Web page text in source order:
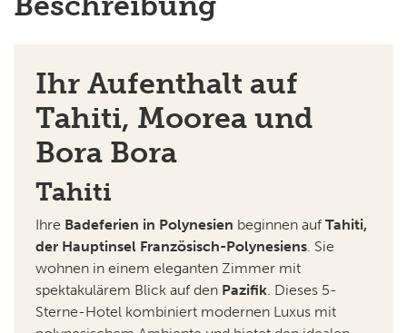
Ihr Aufenthalt auf
Tahiti, Moorea und
Bora Bora
Tahiti
Ihre Badeferien in Polynesien beginnen auf Tahiti,
der Hauptinsel Französisch-Polynesiens. Sie
wohnen in einem eleganten Zimmer mit
spektakulärem Blick auf den Pazifik. Dieses 5-
Sterne-Hotel kombiniert modernen Luxus mit